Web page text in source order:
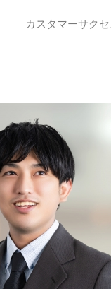
カスタマーサク